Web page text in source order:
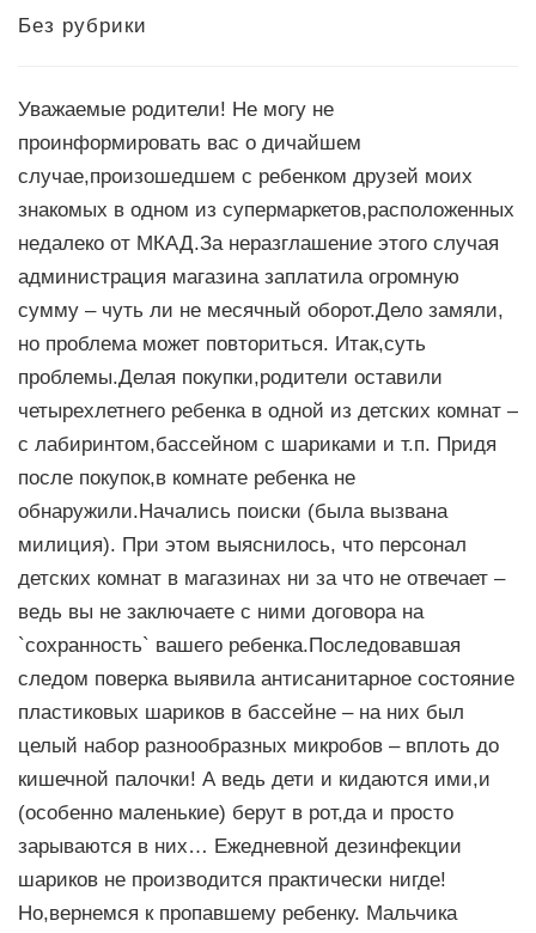
Без рубрики
Уважаемые родители! Не могу не
проинформировать вас о дичайшем
случае,произошедшем с ребенком друзей моих
знакомых в одном из супермаркетов,расположенных
недалеко от МКАД.За неразглашение этого случая
администрация магазина заплатила огромную
сумму – чуть ли не месячный оборот.Дело замяли,
но проблема может повториться. Итак,суть
проблемы.Делая покупки,родители оставили
четырехлетнего ребенка в одной из детских комнат –
с лабиринтом,бассейном с шариками и т.п. Придя
после покупок,в комнате ребенка не
обнаружили.Начались поиски (была вызвана
милиция). При этом выяснилось, что персонал
детских комнат в магазинах ни за что не отвечает –
ведь вы не заключаете с ними договора на
`сохранность` вашего ребенка.Последовавшая
следом поверка выявила антисанитарное состояние
пластиковых шариков в бассейне – на них был
целый набор разнообразных микробов – вплоть до
кишечной палочки! А ведь дети и кидаются ими,и
(особенно маленькие) берут в рот,да и просто
зарываются в них… Ежедневной дезинфекции
шариков не производится практически нигде!
Но,вернемся к пропавшему ребенку. Мальчика